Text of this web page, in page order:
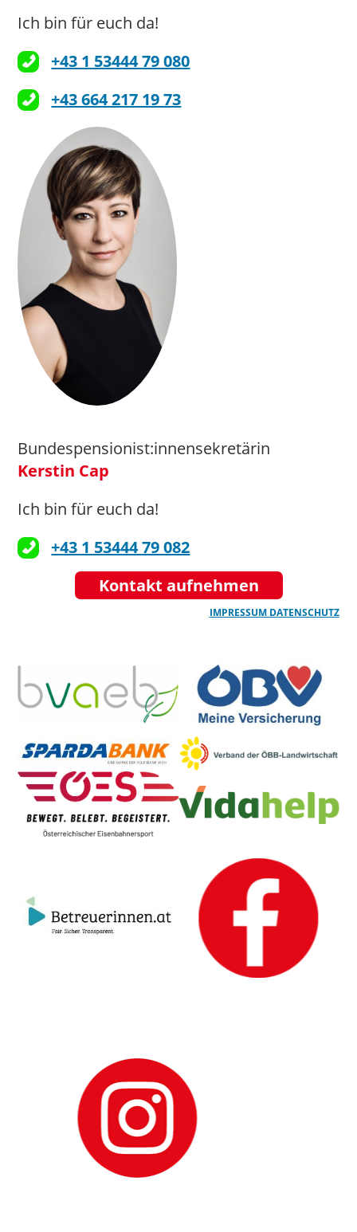
Ich bin für euch da!
+43 1 53444 79 080
+43 664 217 19 73
Bundespensionist:innensekretärin
Kerstin Cap
Ich bin für euch da!
+43 1 53444 79 082
Kontakt aufnehmen
IMPRESSUM DATENSCHUTZ